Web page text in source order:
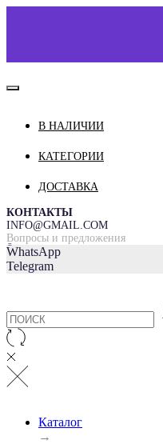
О НАС
ДОСТАВКА И ОПЛАТА
=
В НАЛИЧИИ
КАТЕГОРИИ
ДОСТАВКА
КОНТАКТЫ
INFO@GMAIL.COM
Вопросы и предложения
WhatsApp
Telegram
Каталог
→